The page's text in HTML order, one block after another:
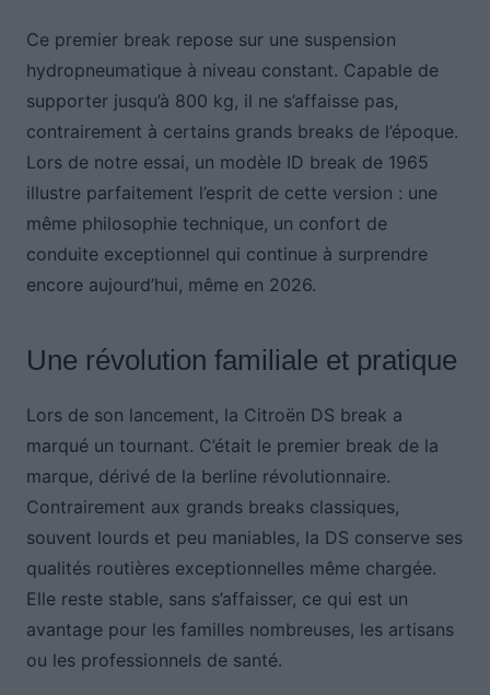
Ce premier break repose sur une suspension
hydropneumatique à niveau constant. Capable de
supporter jusqu’à 800 kg, il ne s’affaisse pas,
contrairement à certains grands breaks de l’époque.
Lors de notre essai, un modèle ID break de 1965
illustre parfaitement l’esprit de cette version : une
même philosophie technique, un confort de
conduite exceptionnel qui continue à surprendre
encore aujourd’hui, même en 2026.
Une révolution familiale et pratique
Lors de son lancement, la Citroën DS break a
marqué un tournant. C’était le premier break de la
marque, dérivé de la berline révolutionnaire.
Contrairement aux grands breaks classiques,
souvent lourds et peu maniables, la DS conserve ses
qualités routières exceptionnelles même chargée.
Elle reste stable, sans s’affaisser, ce qui est un
avantage pour les familles nombreuses, les artisans
ou les professionnels de santé.